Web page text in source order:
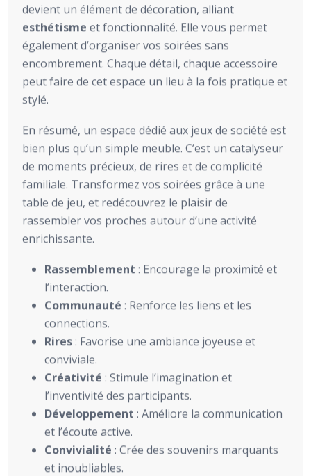
devient un élément de décoration, alliant
esthétisme et fonctionnalité. Elle vous permet
également d’organiser vos soirées sans
encombrement. Chaque détail, chaque accessoire
peut faire de cet espace un lieu à la fois pratique et
stylé.
En résumé, un espace dédié aux jeux de société est
bien plus qu’un simple meuble. C’est un catalyseur
de moments précieux, de rires et de complicité
familiale. Transformez vos soirées grâce à une
table de jeu, et redécouvrez le plaisir de
rassembler vos proches autour d’une activité
enrichissante.
Rassemblement : Encourage la proximité et
l’interaction.
Communauté : Renforce les liens et les
connections.
Rires: Favorise une ambiance joyeuse et
conviviale.
Créativité : Stimule l’imagination et
l’inventivité des participants.
Développement : Améliore la communication
et l’écoute active.
Convivialité : Crée des souvenirs marquants
et inoubliables.